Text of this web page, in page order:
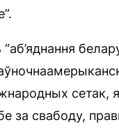
сетак,
за свабоду,